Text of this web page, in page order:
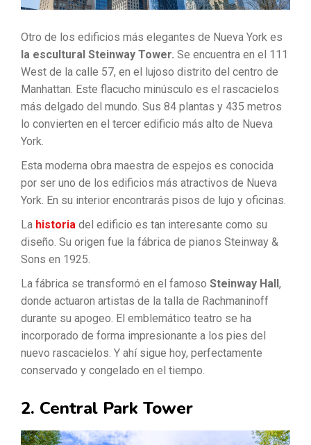
Otro de los edificios más elegantes de Nueva York es
la escultural Steinway Tower. Se encuentra en el 111
West de la calle 57, en el lujoso distrito del centro de
Manhattan. Este flacucho minúsculo es el rascacielos
más delgado del mundo. Sus 84 plantas y 435 metros
lo convierten en el tercer edificio más alto de Nueva
York.
Esta moderna obra maestra de espejos es conocida
por ser uno de los edificios más atractivos de Nueva
York. En su interior encontrarás pisos de lujo y oficinas.
La historia del edificio es tan interesante como su
diseño. Su origen fue la fábrica de pianos Steinway &
Sons en 1925.
La fábrica se transformó en el famoso Steinway Hall ,
donde actuaron artistas de la talla de Rachmaninoff
durante su apogeo. El emblemático teatro se ha
incorporado de forma impresionante a los pies del
nuevo rascacielos. Y ahí sigue hoy, perfectamente
conservado y congelado en el tiempo.
2. Central Park Tower